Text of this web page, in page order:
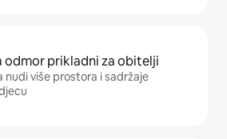
odmor prikladni za obitelji
nudi više prostora i sadržaje